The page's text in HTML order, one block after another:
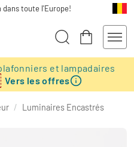
dans toute l'Europe!
et lampadaires
Vers les offres
/ Luminaires Encastrés